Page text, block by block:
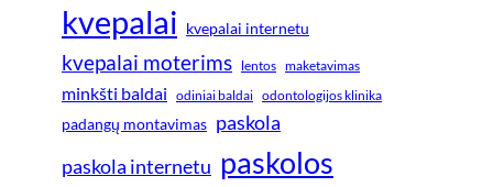
kvepalai kvepalai internetu
kvepalai moterims lentos maketavimas
minkšti baldai odiniai baldai odontologijos klinika
padangų montavimas paskola
paskola internetu paskolos